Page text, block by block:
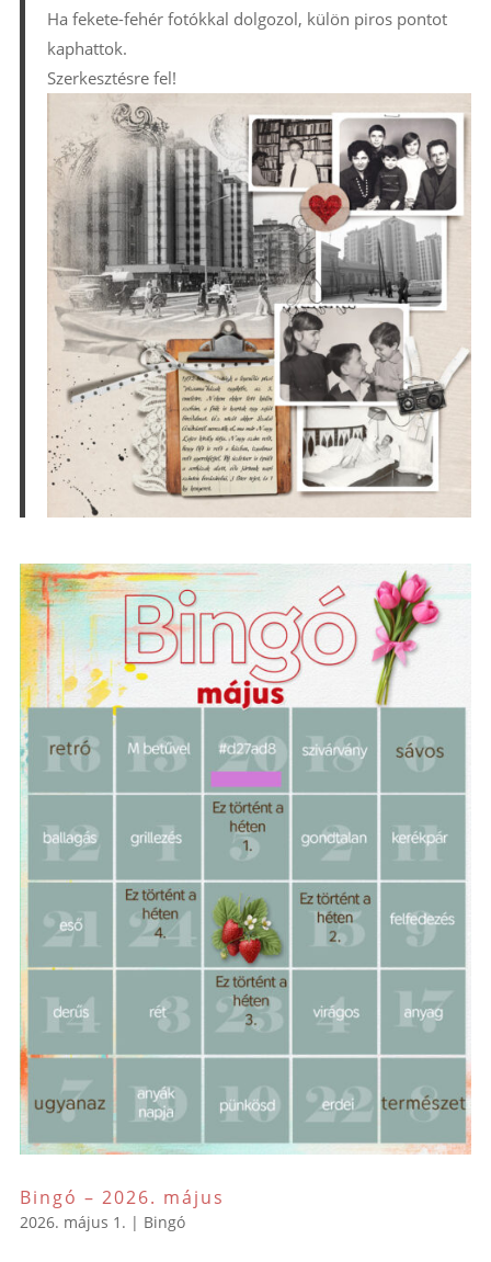
Ha fekete-fehér fotókkal dolgozol, külön piros pontot
kaphattok.
Szerkesztésre fel!
Bingó – 2026. május
2026. május 1. | Bingó